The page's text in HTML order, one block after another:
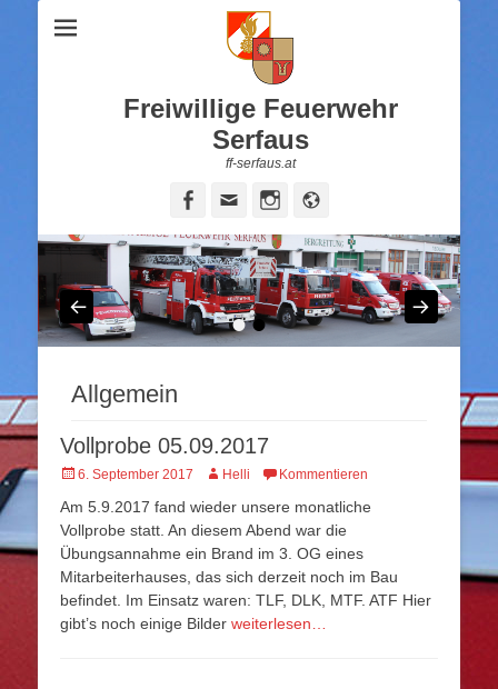
Freiwillige Feuerwehr
Serfaus
ff-serfaus.at
Facebook
EmailInstagram
••
Allgemein
Vollprobe 05.09.2017
Veröffentlicht
6. September 2017 AutorHelli Kommentieren
Am 5.9.2017 fand wieder unsere monatliche
Vollprobe statt. An diesem Abend war die
Übungsannahme ein Brand im 3. OG eines
Mitarbeiterhauses, das sich derzeit noch im Bau
befindet. Im Einsatz waren: TLF, DLK, MTF. ATF Hier
gibt’s noch einige Bilder weiterlesen…